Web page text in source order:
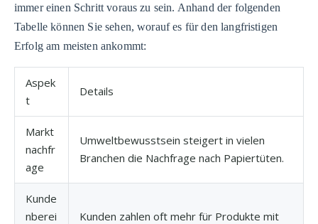
immer einen Schritt voraus zu sein. Anhand der folgenden
Tabelle können Sie sehen, worauf es für den langfristigen
Erfolg am meisten ankommt:
Aspek
t
Details
Markt
nachfr
age
Umweltbewusstsein steigert in vielen
Branchen die Nachfrage nach Papiertüten.
Kunde
nberei
Kunden zahlen oft mehr für Produkte mit